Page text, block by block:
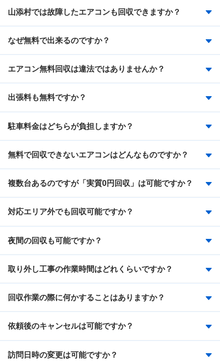
山添村では故障したエアコンも回収できますか？
なぜ無料で出来るのですか？
エアコン無料回収は違法ではありませんか？
出張料も無料ですか？
駐車料金はどちらが負担しますか？
無料で回収できないエアコンはどんなものですか？
複数台あるのですが「実質0円回収」は可能ですか？
対応エリア外でも回収可能ですか？
夜間の回収も可能ですか？
取り外し工事の作業時間はどれくらいですか？
回収作業の際に何かすることはありますか？
依頼後のキャンセルは可能ですか？
訪問日時の変更は可能ですか？